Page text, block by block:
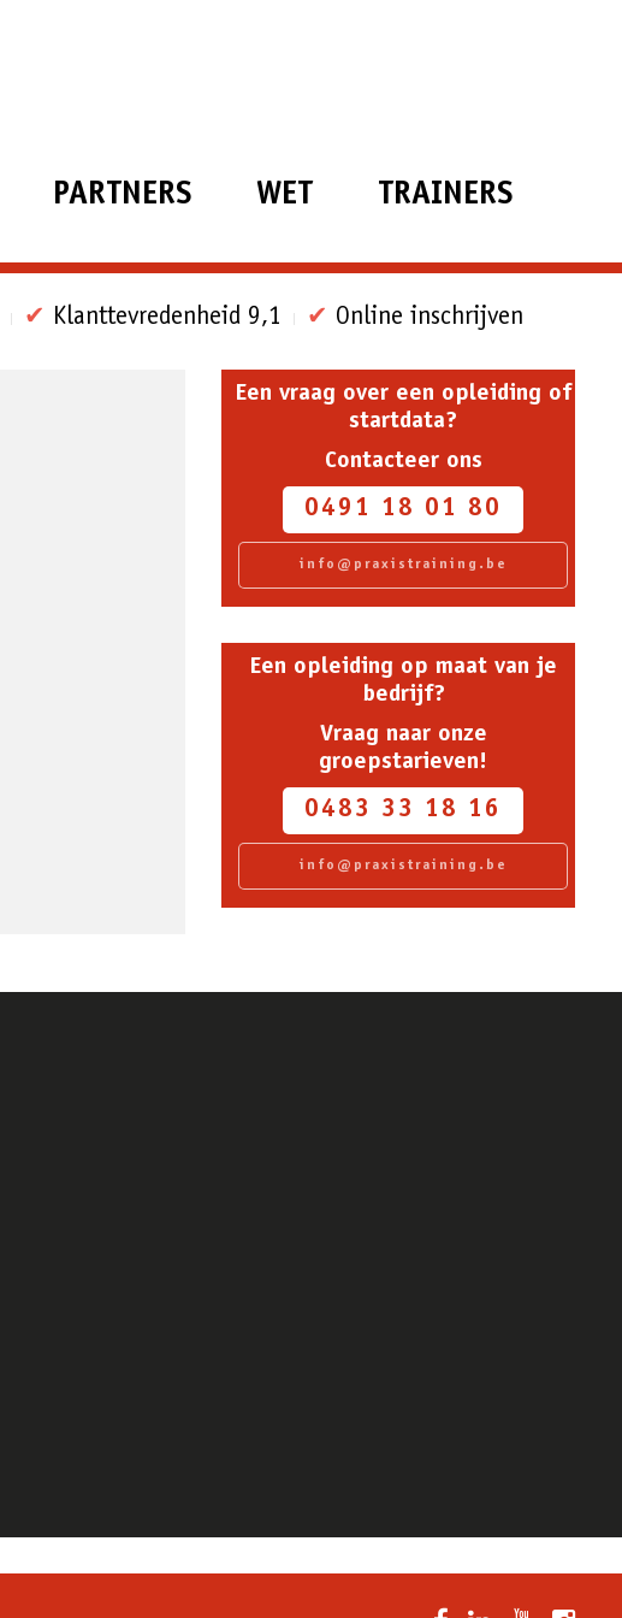
PARTNERS WET TRAINERS
✔ Klanttevredenheid 9,1 ✔ Online inschrijven
Een vraag over een opleiding of
startdata?
Contacteer ons
0491 18 01 80
info@praxistraining.be
Een opleiding op maat van je
bedrijf?
Vraag naar onze
groepstarieven!
0483 33 18 16
info@praxistraining.be